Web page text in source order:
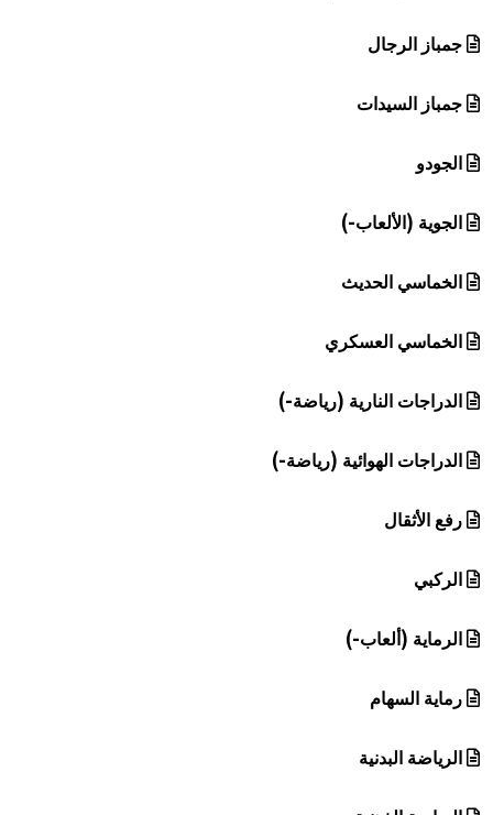
جمباز الرجال
جمباز السيدات
الجودو
الجوية (الألعاب-)
الخماسي الحديث
الخماسي العسكري
الدراجات النارية (رياضة-)
الدراجات الهوائية (رياضة-)
رفع الأثقال
الركبي
الرماية (ألعاب-)
رماية السهام
الرياضة البدنية